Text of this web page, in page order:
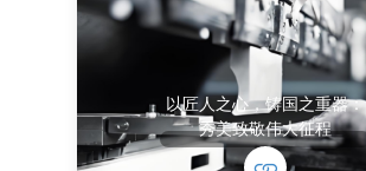
以匠人之心，铸国之重器：
秀美致敬伟大征程